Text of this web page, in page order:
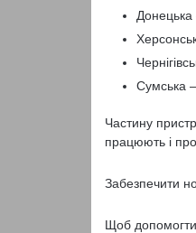
Донецька
Сумська
Частину
працюють і
Забезпечити
Щоб допомогти